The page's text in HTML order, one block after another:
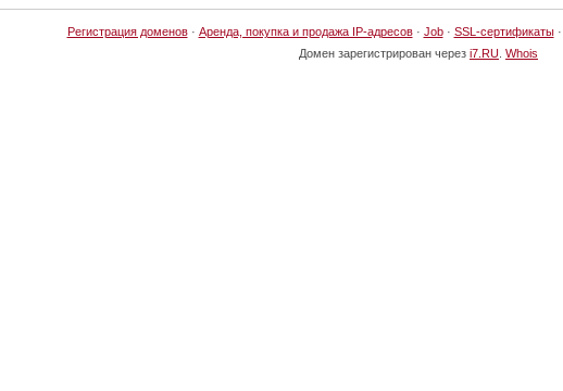
Регистрация доменов· Аренда, покупка и продажа IP-адресов· Job· SSL-сертификаты·
Домен зарегистрирован через i7.RU Whois